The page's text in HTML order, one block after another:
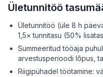
Ületunnitöö
Ületunnitöö (üle 8 h
1,5× tunnitasu (50%
Summeeritud tööaja
arvestusperioodi lõpus,
Riigipühadel töötamine: